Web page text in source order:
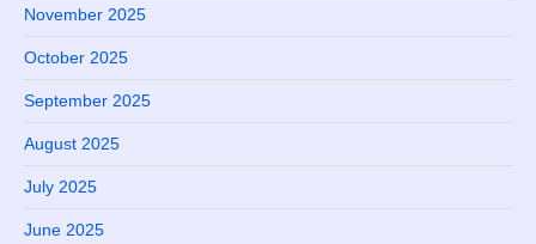
November 2025
October 2025
September 2025
August 2025
July 2025
June 2025